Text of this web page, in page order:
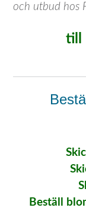
och utbud hos
till
Beställ